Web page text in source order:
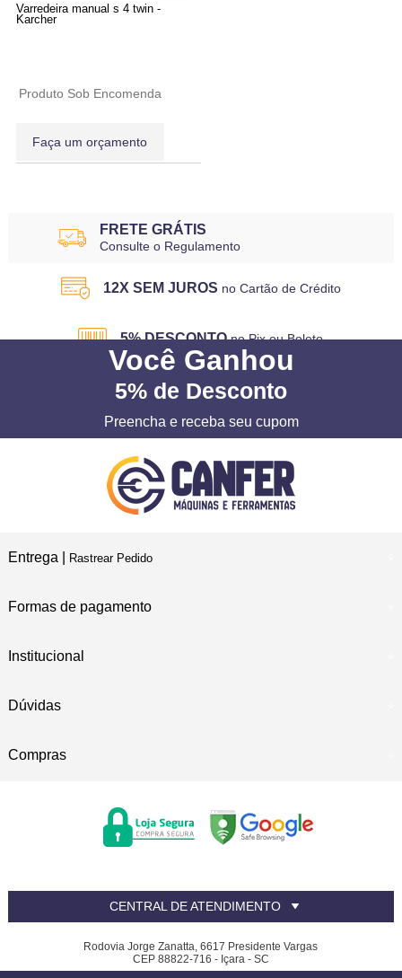
Varredeira manual s 4 twin -
Karcher
Produto Sob Encomenda
Faça um orçamento
FRETE GRÁTIS
Consulte o Regulamento
12X SEM JUROS no Cartão de Crédito
5% DESCONTO no Pix ou Boleto
Você Ganhou
5% de Desconto
Preencha e receba seu cupom
Entrega | Rastrear Pedido
Formas de pagamento
Institucional
Dúvidas
Compras
CENTRAL DE ATENDIMENTO
Rodovia Jorge Zanatta, 6617 Presidente Vargas
CEP 88822-716 - Içara - SC